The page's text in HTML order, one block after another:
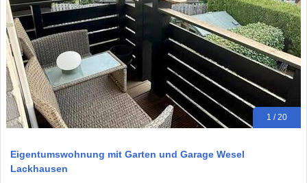
1 / 20
Eigentumswohnung mit Garten und Garage Wesel
Lackhausen